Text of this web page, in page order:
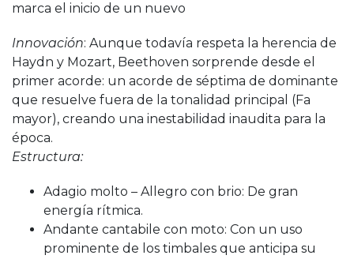
marca el inicio de un nuevo
Innovación: Aunque todavía respeta la herencia de
Haydn y Mozart, Beethoven sorprende desde el
primer acorde: un acorde de séptima de dominante
que resuelve fuera de la tonalidad principal (Fa
mayor), creando una inestabilidad inaudita para la
época.
Estructura:
Adagio molto – Allegro con brio: De gran
energía rítmica.
Andante cantabile con moto: Con un uso
prominente de los timbales que anticipa su